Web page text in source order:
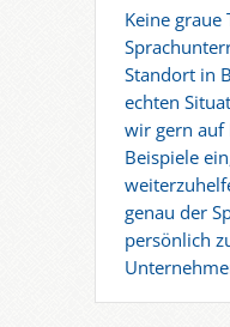
Keine graue
Standort in
echten
wir gern auf
Beispiele
genau der
persönlich